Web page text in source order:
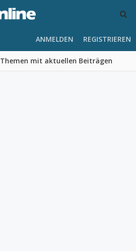
Themen mit aktuellen Beiträgen
ANMELDEN REGISTRIEREN